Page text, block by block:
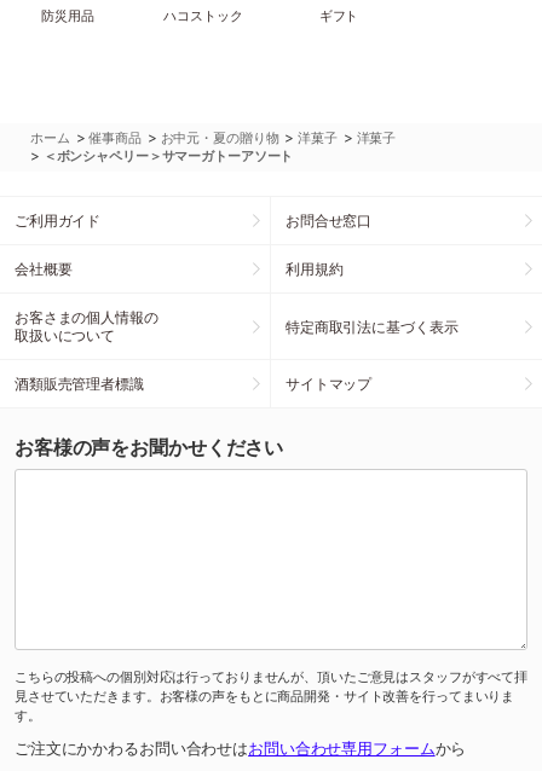
防災用品 ハコストック ギフト
ホーム >催事商品 > お中元・夏の贈り物 >洋菓子 > 洋菓子
> ＜ボンシャペリー＞サマーガトーアソート
ご利用ガイド お問合せ窓口
会社概要 利用規約
お客さまの個人情報の
取扱いについて
特定商取引法に基づく表示
酒類販売管理者標識 サイトマップ
お客様の声をお聞かせください
こちらの投稿への個別対応は行っておりませんが、頂いたご意見はスタッフがすべて拝
見させていただきます。お客様の声をもとに商品開発・サイト改善を行ってまいりま
す。
ご注文にかかわるお問い合わせはお問い合わせ専用フォームから